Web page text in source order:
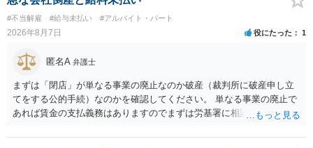
#不当解雇 #給与未払い #アルバイト・パート
2026年8月7日 役にたった 1
匿名A 弁護士
まずは「閉店」が単なる事業の廃止なのか破産（裁判所に破産申し立
てをする公的手続）なのかを確認してください。 単なる事業の廃止で
あれば賃金の支払義務はありますのでまずは労基署に相談してくださ
しいかもしれませんが）賃金などの労働債権は他の債務より優先して